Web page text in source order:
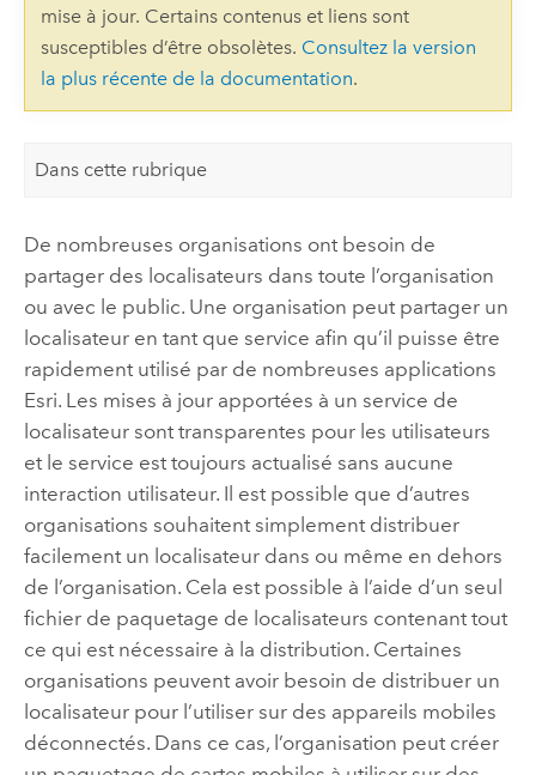
mise à jour. Certains contenus et liens sont
susceptibles d’être obsolètes. Consultez la version
la plus récente de la documentation.
Dans cette rubrique
De nombreuses organisations ont besoin de
partager des localisateurs dans toute l’organisation
ou avec le public. Une organisation peut partager un
localisateur en tant que service afin qu’il puisse être
rapidement utilisé par de nombreuses applications
Esri. Les mises à jour apportées à un service de
localisateur sont transparentes pour les utilisateurs
et le service est toujours actualisé sans aucune
interaction utilisateur. Il est possible que d’autres
organisations souhaitent simplement distribuer
facilement un localisateur dans ou même en dehors
de l’organisation. Cela est possible à l’aide d’un seul
fichier de paquetage de localisateurs contenant tout
ce qui est nécessaire à la distribution. Certaines
organisations peuvent avoir besoin de distribuer un
localisateur pour l’utiliser sur des appareils mobiles
déconnectés. Dans ce cas, l’organisation peut créer